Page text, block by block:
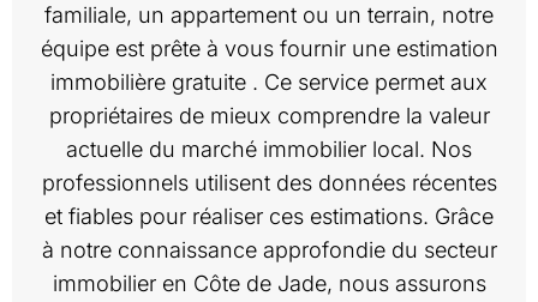
familiale, un appartement ou un terrain, notre
équipe est prête à vous fournir une estimation
immobilière gratuite . Ce service permet aux
propriétaires de mieux comprendre la valeur
actuelle du marché immobilier local. Nos
professionnels utilisent des données récentes
et fiables pour réaliser ces estimations. Grâce
à notre connaissance approfondie du secteur
immobilier en Côte de Jade, nous assurons